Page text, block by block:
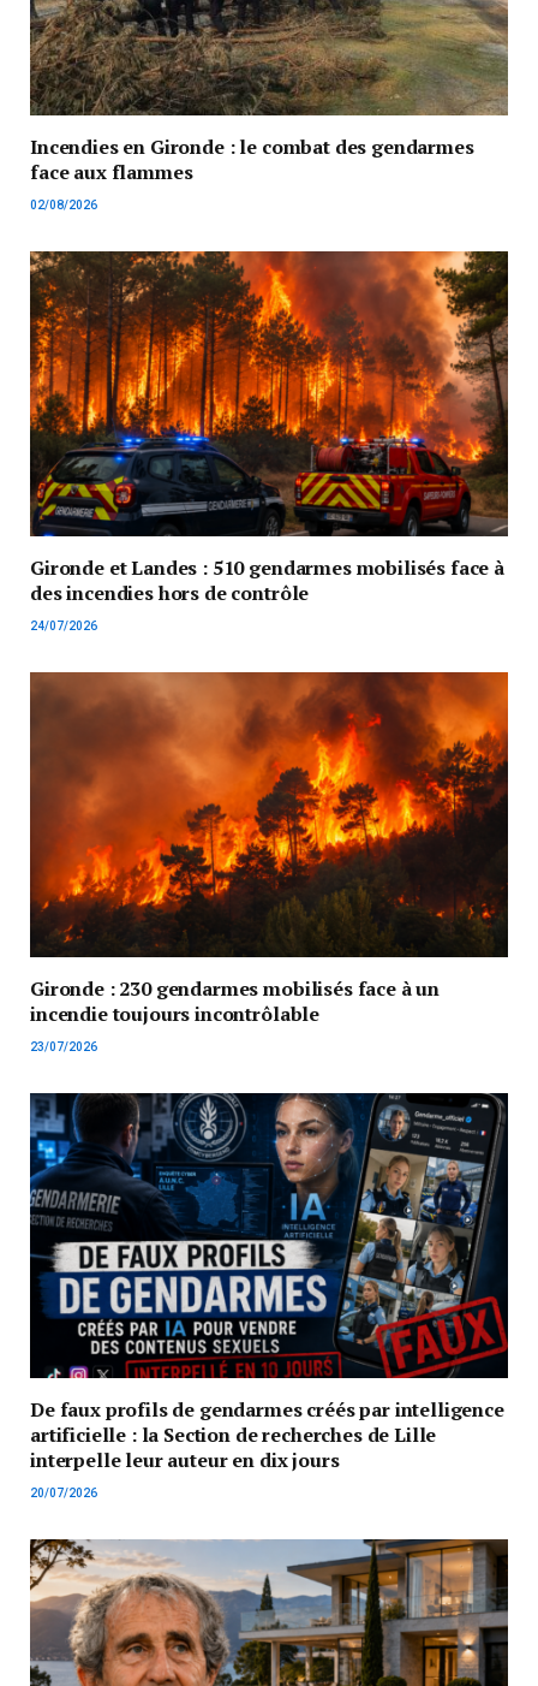
Incendies en Gironde : le combat des gendarmes
face aux flammes
02/08/2026
Gironde et Landes : 510 gendarmes mobilisés face à
des incendies hors de contrôle
24/07/2026
Gironde : 230 gendarmes mobilisés face à un
incendie toujours incontrôlable
23/07/2026
De faux profils de gendarmes créés par intelligence
artificielle : la Section de recherches de Lille
interpelle leur auteur en dix jours
20/07/2026